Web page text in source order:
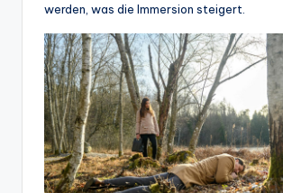
werden, was die Immersion steigert.